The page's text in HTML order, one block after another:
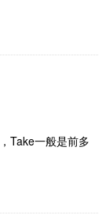
Take一般是前多